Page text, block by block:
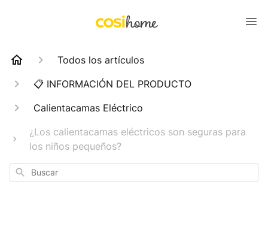
Todos los artículos
📋 INFORMACIÓN DEL PRODUCTO
Calientacamas Eléctrico
¿Los calientacamas eléctricos son seguras para
los niños pequeños?
Buscar